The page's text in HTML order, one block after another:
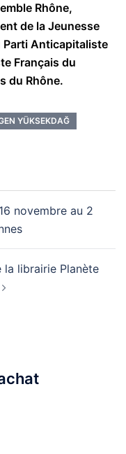
Rhône,
de la Jeunesse
Parti Anticapitaliste
Français du
du Rhône.
YÜKSEKDAĞ
novembre au 2
la librairie Planète